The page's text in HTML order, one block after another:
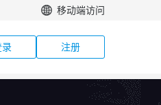
移动端访问
注册